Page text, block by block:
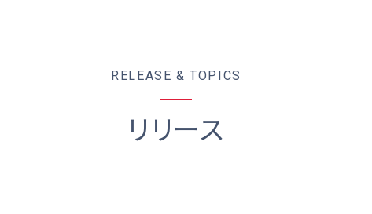
RELEASE & TOPICS
リリース